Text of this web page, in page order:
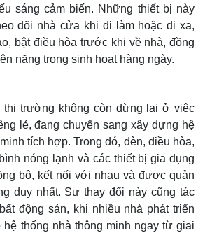
sáng cảm biến. Những thiết bị này
dõi nhà cửa khi đi làm hoặc đi xa,
bật điều hòa trước khi về nhà, đồng
năng trong sinh hoạt hàng ngày.
trường không còn dừng lại ở việc
lẻ, đang chuyển sang xây dựng hệ
tích hợp. Trong đó, đèn, điều hòa,
nóng lạnh và các thiết bị gia dụng
bộ, kết nối với nhau và được quản
duy nhất. Sự thay đổi này cũng tác
động sản, khi nhiều nhà phát triển
thống nhà thông minh ngay từ giai